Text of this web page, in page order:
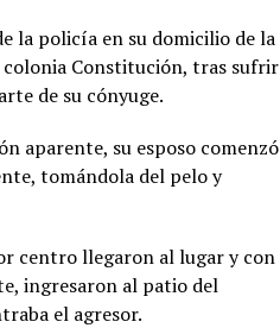
la policía en su domicilio de la
Constitución, tras sufrir
de su cónyuge.
aparente, su esposo comenzó
tomándola del pelo y
centro llegaron al lugar y con
ingresaron al patio del
el agresor.